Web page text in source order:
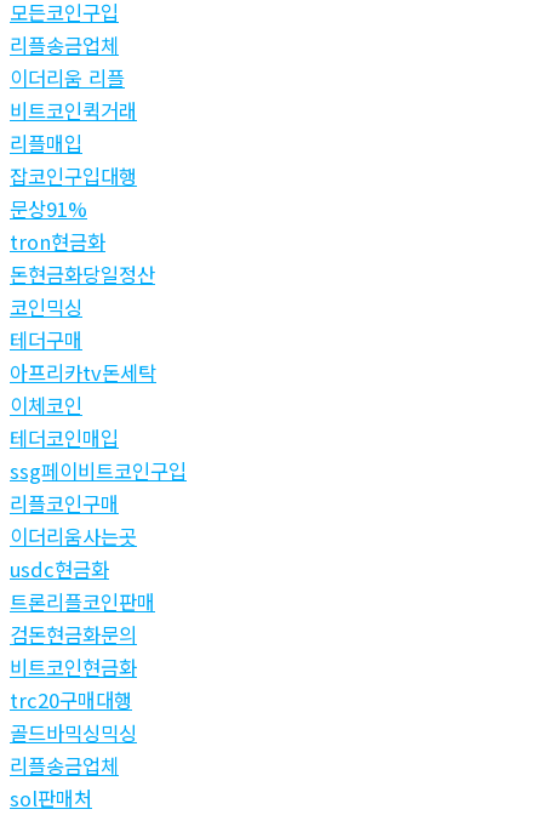
모든코인구입
리플송금업체
이더리움 리플
비트코인퀵거래
리플매입
잡코인구입대행
문상91%
tron현금화
돈현금화당일정산
코인믹싱
테더구매
아프리카tv돈세탁
이체코인
테더코인매입
ssg페이비트코인구입
리플코인구매
이더리움사는곳
usdc현금화
트론리플코인판매
검돈현금화문의
비트코인현금화
trc20구매대행
골드바믹싱믹싱
리플송금업체
sol판매처